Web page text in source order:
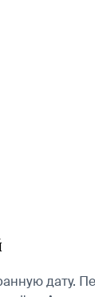
дату.